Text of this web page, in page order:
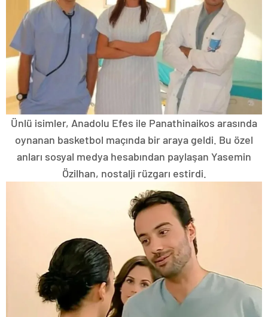
Ünlü isimler, Anadolu Efes ile Panathinaikos arasında
oynanan basketbol maçında bir araya geldi. Bu özel
anları sosyal medya hesabından paylaşan Yasemin
Özilhan, nostalji rüzgarı estirdi.